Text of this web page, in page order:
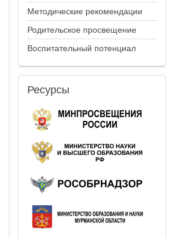
Методические рекомендации
Родительское просвещение
Воспитательный потенциал
Ресурсы